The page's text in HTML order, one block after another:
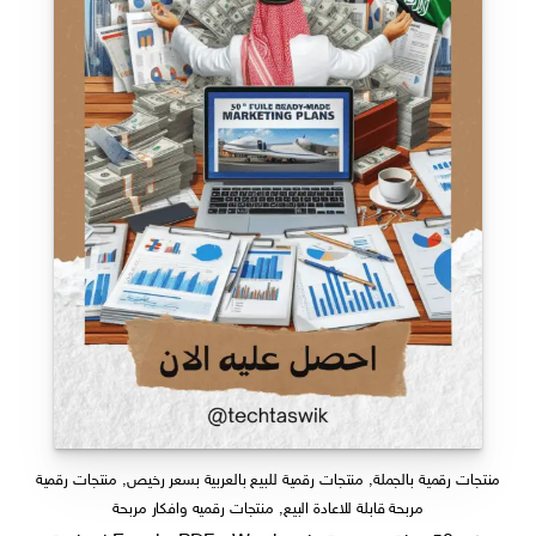
منتجات رقمية بالجملة, منتجات رقمية للبيع بالعربية بسعر رخيص, منتجات رقمية
مربحة قابلة للاعادة البيع, منتجات رقميه وافكار مربحة